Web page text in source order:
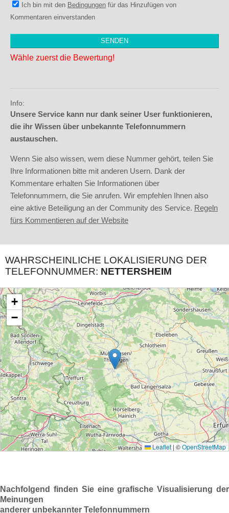
Ich bin mit den Bedingungen für das Hinzufügen von
Kommentaren einverstanden
Wähle zuerst die Bewertung!
Info:
Unsere Service kann nur dank seiner User funktionieren,
die ihr Wissen über unbekannte Telefonnummern
austauschen.
Wenn Sie also wissen, wem diese Nummer gehört, teilen Sie
Ihre Informationen bitte mit anderen Usern. Dank der
Kommentare erhalten Sie Informationen über
Telefonnummern, die Sie anrufen. Wir empfehlen Ihnen also
eine aktive Beteiligung an der Community des Service. Regeln
fürs Kommentieren auf der Website
WAHRSCHEINLICHE LOKALISIERUNG DER
TELEFONNUMMER: NETTERSHEIM
Nachfolgend finden Sie eine grafische Visualisierung der
Meinungen
anderer unbekannter Telefonnummern